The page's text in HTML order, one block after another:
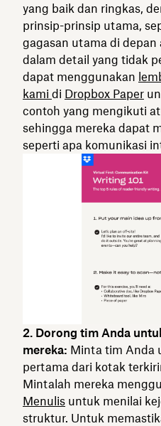
yang baik dan ringkas,
prinsip-prinsip utama,
gagasan utama di
dalam detail yang tidak
dapat menggunakan
kami di Dropbox Paper
contoh yang mengikuti
sehingga mereka dapat
seperti apa komunikasi
2. Dorong tim Anda
mereka: Minta tim Anda
pertama dari kotak
Mintalah mereka
Menulis untuk menilai
struktur. Untuk